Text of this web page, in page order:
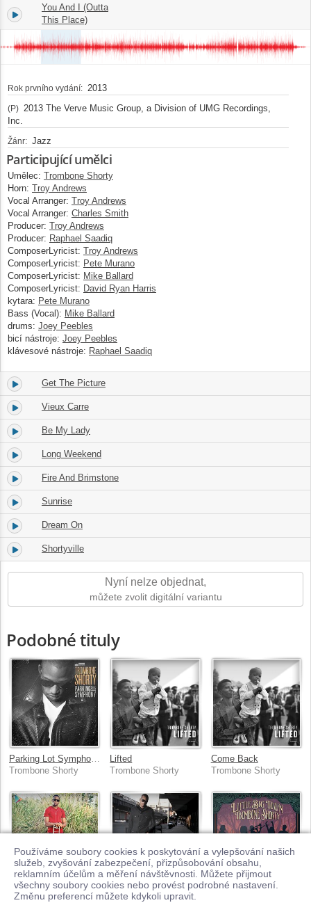
Používáme soubory cookies k poskytování a vylepšování našich
služeb, zvyšování zabezpečení, přizpůsobování obsahu,
reklamním účelům a měření návštěvnosti. Můžete přijmout
všechny soubory cookies nebo provést podrobné nastavení.
Změnu preferencí můžete kdykoli upravit.
2.
You And I (Outta
This Place)
Rok prvního vydání: 2013
(P) 2013 The Verve Music Group, a Division of UMG Recordings,
Inc.
Žánr: Jazz
Participující umělci
Umělec: Trombone Shorty
Horn: Troy Andrews
Vocal Arranger: Troy Andrews
Vocal Arranger: Charles Smith
Producer: Troy Andrews
Producer: Raphael Saadiq
ComposerLyricist: Troy Andrews
ComposerLyricist: Pete Murano
ComposerLyricist: Mike Ballard
ComposerLyricist: David Ryan Harris
kytara: Pete Murano
Bass (Vocal): Mike Ballard
drums: Joey Peebles
bicí nástroje: Joey Peebles
klávesové nástroje: Raphael Saadiq
3. Get The Picture
4. Vieux Carre
5. Be My Lady
6. Long Weekend
7. Fire And Brimstone
8. Sunrise
9. Dream On
10. Shortyville
Nyní nelze objednat,
můžete zvolit digitální variantu
Podobné tituly
Trombone Shorty
Lifted
Trombone Shorty
Come Back
Trombone Shorty
Jingle Bells
Trombone Shorty
Backatown
Trombone Shorty